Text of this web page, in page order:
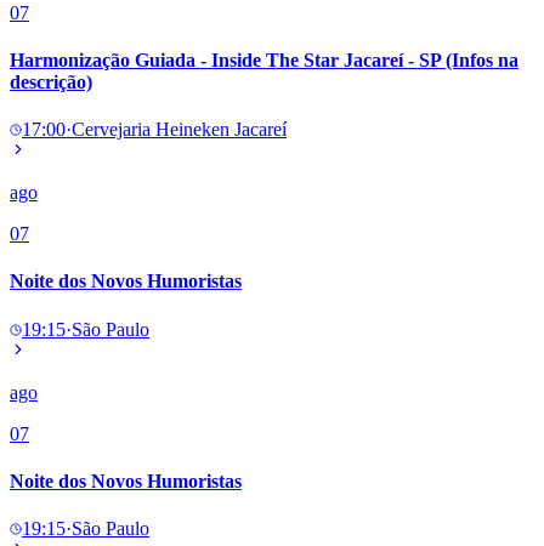
07
Harmonização Guiada - Inside The Star Jacareí - SP (Infos na
descrição)
17:00·Cervejaria Heineken Jacareí
ago
07
Noite dos Novos Humoristas
19:15·São Paulo
ago
07
Noite dos Novos Humoristas
19:15·São Paulo